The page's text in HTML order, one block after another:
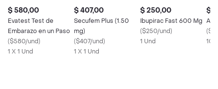
$ 580,00
Evatest Test de
Embarazo en un Paso
($580/und)
1 X 1 Und
$ 407,00
Secufem Plus (1.50
mg)
($407/und)
1 X 1 Und
$ 250,00
Ibupirac Fast 600 Mg
($250/und)
1 Und
$
(
10